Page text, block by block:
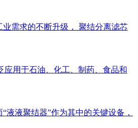
需求的不断升级， 聚结分离滤芯
应用于石油、化工、制药、食品和
液聚结器”作为其中的关键设备，